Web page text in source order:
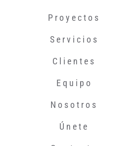
Proyectos
Servicios
Clientes
Equipo
Nosotros
Únete